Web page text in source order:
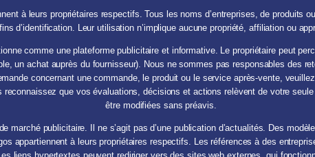
à leurs propriétaires respectifs. Tous les noms d’entreprises, de produits
d’identification. Leur utilisation n’implique aucune propriété, affiliation ou
comme une plateforme publicitaire et informative. Le propriétaire peut
un achat auprès du fournisseur). Nous ne sommes pas responsables des
concernant une commande, le produit ou le service après-vente,
que vos évaluations, décisions et actions relèvent de votre
être modifiées sans préavis.
marché publicitaire. Il ne s’agit pas d’une publication d’actualités. Des
appartiennent à leurs propriétaires respectifs. Les références à des